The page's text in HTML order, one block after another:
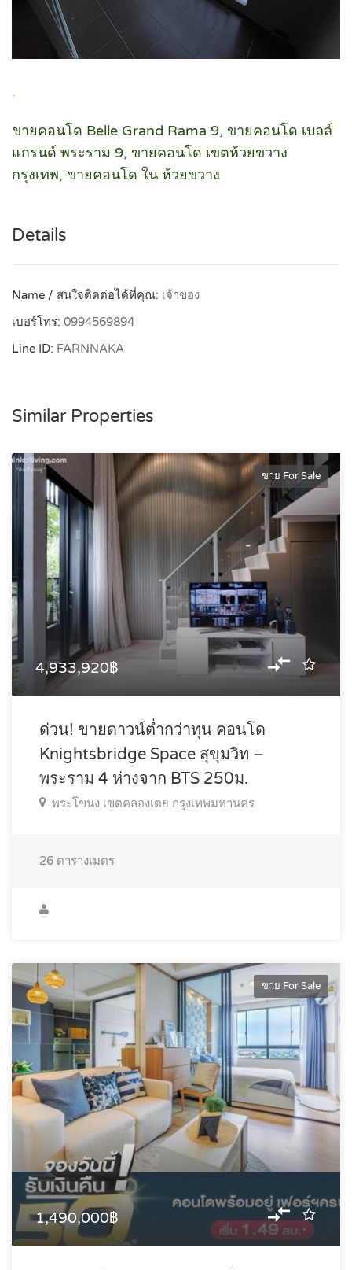
.
ขายคอนโด Belle Grand Rama 9, ขายคอนโด เบลล์
แกรนด์ พระราม 9, ขายคอนโด เขตห้วยขวาง
กรุงเทพ, ขายคอนโด ใน ห้วยขวาง
Details
Name / สนใจติดต่อได้ที่คุณ: เจ้าของ
เบอร์โทร: 0994569894
Line ID: FARNNAKA
Similar Properties
ขาย For Sale
4,933,920฿
ด่วน! ขายดาวน์ต่ำกว่าทุน คอนโด
Knightsbridge Space สุขุมวิท –
พระราม 4 ห่างจาก BTS 250ม.
พระโขนง เขตคลองเตย กรุงเทพมหานคร
26 ตารางเมตร
ขาย For Sale
1,490,000฿